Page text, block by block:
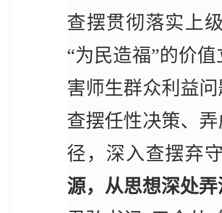
查摆贯彻落实上
“为民造福”的价
害师生群众利益
查摆任性决策、
径，深入查摆弃
源，从思想深处